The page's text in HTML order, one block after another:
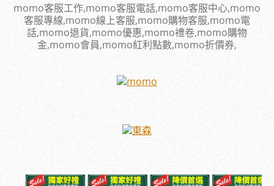
momo客服工作,momo客服電話,momo客服中心,momo
客服專線,momo線上客服,momo購物客服,momo電
話,momo退貨,momo優惠,momo禮卷,momo購物
金,momo會員,momo紅利點數,momo折價券,